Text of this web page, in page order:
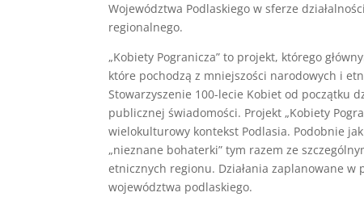
Województwa Podlaskiego w sferze
regionalnego.
„Kobiety Pogranicza” to projekt, którego
które pochodzą z mniejszości narodowych i
Stowarzyszenie 100-lecie Kobiet od początku
publicznej świadomości. Projekt „Kobiety
wielokulturowy kontekst Podlasia. Podobnie
„nieznane bohaterki” tym razem ze
etnicznych regionu. Działania zaplanowane
województwa podlaskiego.